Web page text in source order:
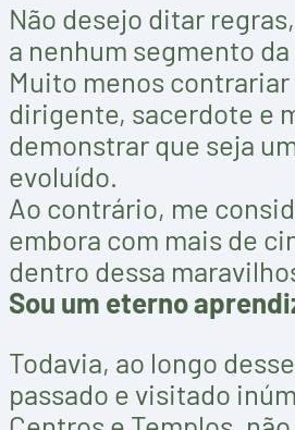
Não desejo ditar
a nenhum segmento
Muito menos contrariar
dirigente, sacerdote e
demonstrar que seja
evoluído.
Ao contrário, me
embora com mais de
dentro dessa
Sou um eterno
Todavia, ao longo
passado e visitado